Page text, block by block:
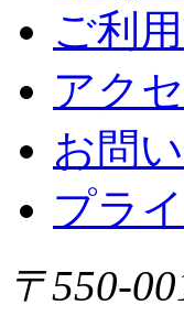
ご利
アク
お問
プラ
〒550-